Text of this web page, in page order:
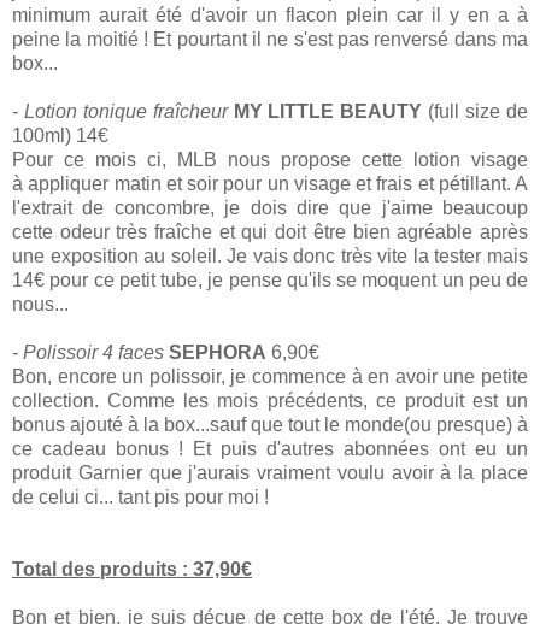
minimum aurait été d'avoir un flacon plein car il y en a à
peine la moitié ! Et pourtant il ne s'est pas renversé dans ma
box...
- Lotion tonique fraîcheurMY LITTLE BEAUTY (full size de
100ml) 14€
Pour ce mois ci, MLB nous propose cette lotion visage
à appliquer matin et soir pour un visage et frais et pétillant. A
l'extrait de concombre, je dois dire que j'aime beaucoup
cette odeur très fraîche et qui doit être bien agréable après
une exposition au soleil. Je vais donc très vite la tester mais
14€ pour ce petit tube, je pense qu'ils se moquent un peu de
nous...
- Polissoir 4 faces SEPHORA 6,90€
Bon, encore un polissoir, je commence à en avoir une petite
collection. Comme les mois précédents, ce produit est un
bonus ajouté à la box...sauf que tout le monde(ou presque) à
ce cadeau bonus ! Et puis d'autres abonnées ont eu un
produit Garnier que j'aurais vraiment voulu avoir à la place
de celui ci... tant pis pour moi !
Total des produits : 37,90€
Bon et bien, je suis déçue de cette box de l'été. Je trouve